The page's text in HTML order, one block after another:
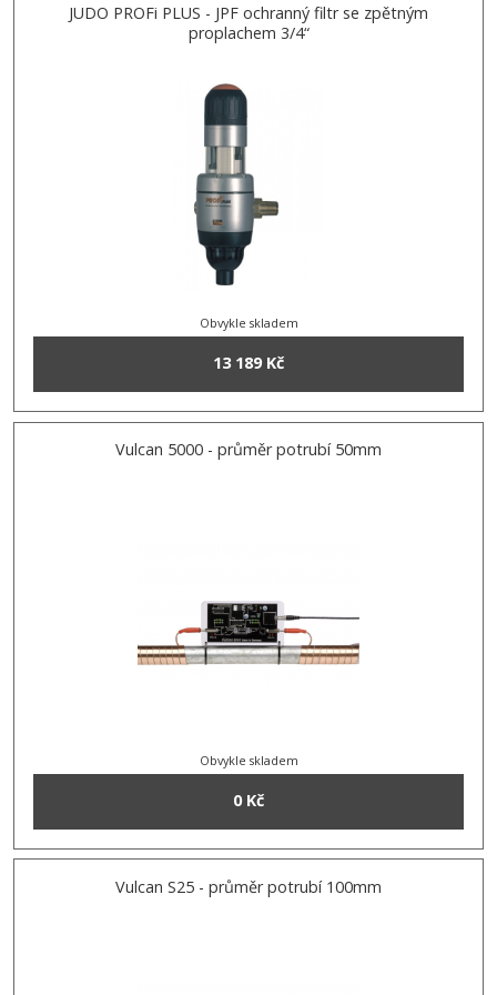
JUDO PROFi PLUS - JPF ochranný filtr se zpětným
proplachem 3/4“
Obvykle skladem
13 189 Kč
Vulcan 5000 - průměr potrubí 50mm
Obvykle skladem
0 Kč
Vulcan S25 - průměr potrubí 100mm